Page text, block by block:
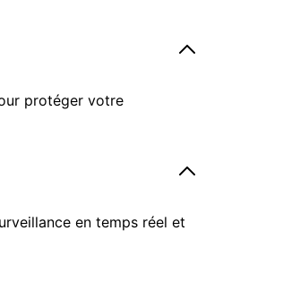
protéger votre
en temps réel et